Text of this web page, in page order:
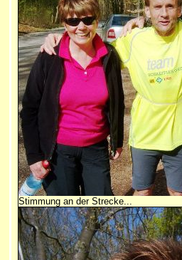
Stimmung an der Strecke...